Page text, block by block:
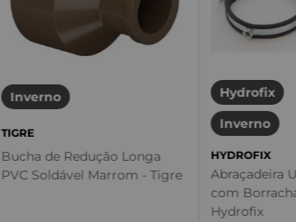
Inverno
TIGRE
Bucha de Redução Longa
PVC Soldável Marrom - Tigre
Hydrofix
Inverno
HYDROFIX
Abraçadeira
com
Hydrofix